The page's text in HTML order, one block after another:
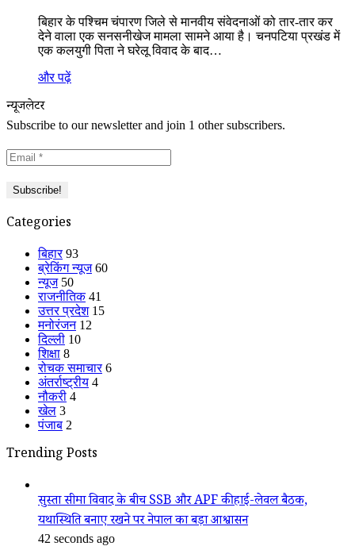
बिहार के पश्चिम चंपारण जिले से मानवीय संवेदनाओं को तार-तार कर
देने वाला एक सनसनीखेज मामला सामने आया है। चनपटिया प्रखंड में
एक कलयुगी पिता ने घरेलू विवाद के बाद…
और पढ़ें
न्यूजलेटर
Subscribe to our newsletter and join 1 other subscribers.
Categories
बिहार 93
ब्रेकिंग न्यूज 60
न्यूज 50
राजनीतिक 41
उत्तर प्रदेश 15
मनोरंजन 12
दिल्ली 10
शिक्षा 8
रोचक समाचार 6
अंतर्राष्ट्रीय 4
नौकरी 4
खेल 3
पंजाब 2
Trending Posts
सुस्ता सीमा विवाद के बीच SSB और APF की हाई-लेवल बैठक,
यथास्थिति बनाए रखने पर नेपाल का बड़ा आश्वासन
42 seconds ago